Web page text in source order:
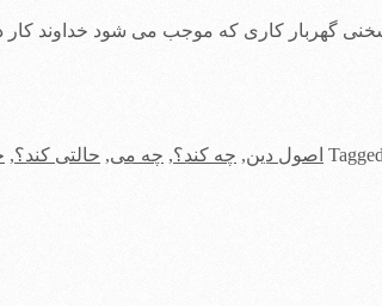
سخنی گهربار کاری که موجب می شود خداوند كار
Tagged اصول دین, چه ‏كند؟, چه مى, حالتی ‏كند؟,